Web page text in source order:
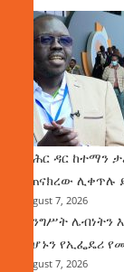
የባሕር ዳር
ተጠናክረው ሊቀጥሉ
August 7, 2026
መንግሥት ሌብነትን
መሆኑን የኢፌዴሪ
August 7, 2026